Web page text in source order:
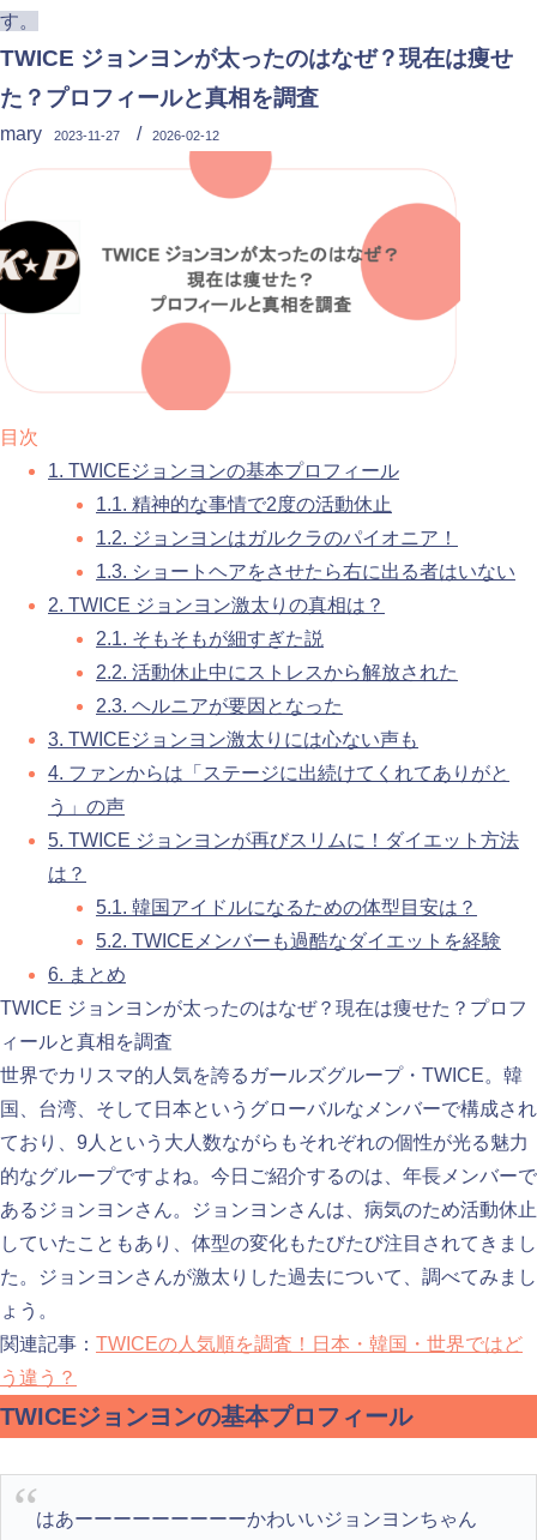
す。
TWICE ジョンヨンが太ったのはなぜ？現在は痩せ
た？プロフィールと真相を調査
mary 2023-11-27 / 2026-02-12
目次
1. TWICEジョンヨンの基本プロフィール
1.1. 精神的な事情で2度の活動休止
1.2. ジョンヨンはガルクラのパイオニア！
1.3. ショートヘアをさせたら右に出る者はいない
2. TWICE ジョンヨン激太りの真相は？
2.1. そもそもが細すぎた説
2.2. 活動休止中にストレスから解放された
2.3. ヘルニアが要因となった
3. TWICEジョンヨン激太りには心ない声も
4. ファンからは「ステージに出続けてくれてありがと
う」の声
5. TWICE ジョンヨンが再びスリムに！ダイエット方法
は？
5.1. 韓国アイドルになるための体型目安は？
5.2. TWICEメンバーも過酷なダイエットを経験
6. まとめ
TWICE ジョンヨンが太ったのはなぜ？現在は痩せた？プロフ
ィールと真相を調査
世界でカリスマ的人気を誇るガールズグループ・TWICE。韓
国、台湾、そして日本というグローバルなメンバーで構成され
ており、9人という大人数ながらもそれぞれの個性が光る魅力
的なグループですよね。今日ご紹介するのは、年長メンバーで
あるジョンヨンさん。ジョンヨンさんは、病気のため活動休止
していたこともあり、体型の変化もたびたび注目されてきまし
た。ジョンヨンさんが激太りした過去について、調べてみまし
ょう。
関連記事： TWICEの人気順を調査！日本・韓国・世界ではど
う違う？
TWICEジョンヨンの基本プロフィール
はあーーーーーーーーーかわいいジョンヨンちゃん